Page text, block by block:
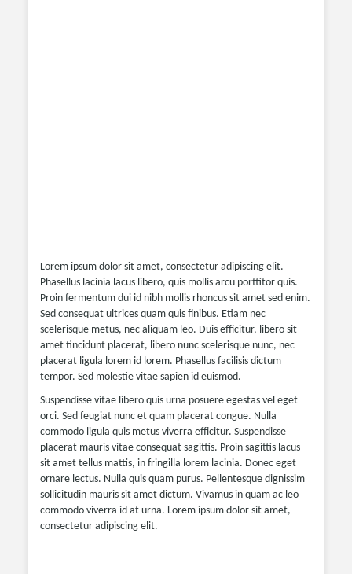
Lorem ipsum dolor sit amet, consectetur adipiscing elit.
Phasellus lacinia lacus libero, quis mollis arcu porttitor quis.
Proin fermentum dui id nibh mollis rhoncus sit amet sed enim.
Sed consequat ultrices quam quis finibus. Etiam nec
scelerisque metus, nec aliquam leo. Duis efficitur, libero sit
amet tincidunt placerat, libero nunc scelerisque nunc, nec
placerat ligula lorem id lorem. Phasellus facilisis dictum
tempor. Sed molestie vitae sapien id euismod.
Suspendisse vitae libero quis urna posuere egestas vel eget
orci. Sed feugiat nunc et quam placerat congue. Nulla
commodo ligula quis metus viverra efficitur. Suspendisse
placerat mauris vitae consequat sagittis. Proin sagittis lacus
sit amet tellus mattis, in fringilla lorem lacinia. Donec eget
ornare lectus. Nulla quis quam purus. Pellentesque dignissim
sollicitudin mauris sit amet dictum. Vivamus in quam ac leo
commodo viverra id at urna. Lorem ipsum dolor sit amet,
consectetur adipiscing elit.